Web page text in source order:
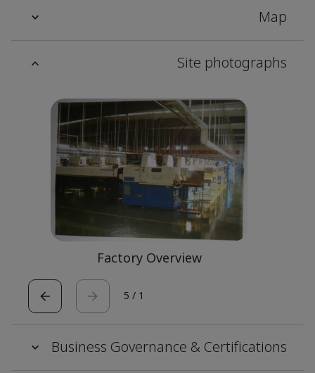
Map
Site photographs
Factory Overview
1
/
5
Business Governance & Certifications